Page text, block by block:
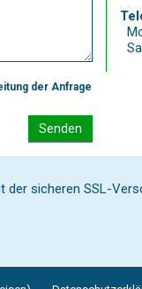
der Anfrage
Senden
der sicheren SSL-